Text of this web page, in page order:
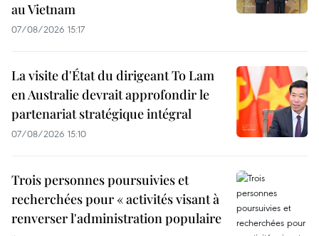
au Vietnam
07/08/2026 15:17
La visite d'État du dirigeant To Lam
en Australie devrait approfondir le
partenariat stratégique intégral
07/08/2026 15:10
Trois personnes poursuivies et
recherchées pour « activités visant à
renverser l'administration populaire